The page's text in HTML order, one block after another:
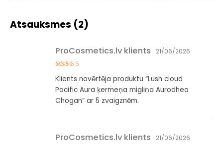
Atsauksmes (2)
ar5no 5
ProCosmetics.lv klients 21/06/2026
Klients novērtēja produktu “Lush cloud
Pacific Aura ķermeņa migliņa Aurodhea
Chogan” ar 5 zvaigznēm.
ProCosmetics.lv klients 21/06/2026